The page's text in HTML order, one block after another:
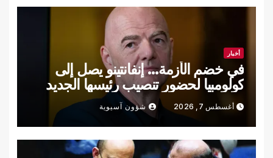
أخبار
في خضم الأزمة… إنفانتينو يصل إلى
كولومبيا لحضور تنصيب رئيسها الجديد
أغسطس 7, 2026 شؤون آسيوية